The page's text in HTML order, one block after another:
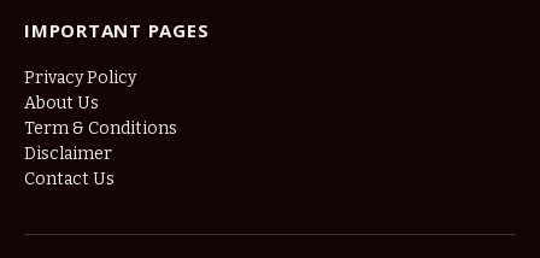
IMPORTANT PAGES
Privacy Policy
About Us
Term & Conditions
Disclaimer
Contact Us